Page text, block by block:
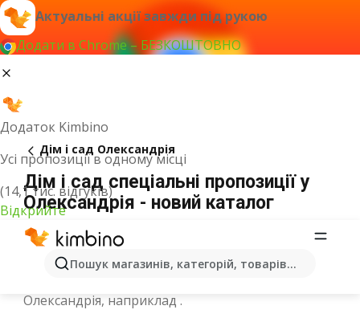
Актуальні акції завжди під рукою
Додати в Chrome – БЕЗКОШТОВНО
Додаток Kimbino
Усі пропозиції в одному місці
(14,1 тис. відгуків)
Відкрийте
Пошук магазинів, категорій, товарів...
Дім і сад Олександрія
Дім і сад спеціальні пропозиції у
Олександрія - новий каталог
У Дім і сад ми зібрали листівки з товарами
Олександрія, наприклад .